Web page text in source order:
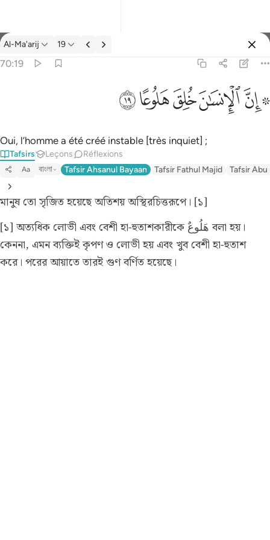
Tafsir: Al-Ma'arij 70:19
Al-Ma'arij 19
70:19
ﱪ ﱫﱬﱭﱮﱯ
Oui, l’homme a été créé instable [très inquiet] ;
Tafsirs Leçons Réflexions
Aa বাংলা Tafsir Ahsanul Bayaan Tafsir Fathul Majid Tafsir Abu
মানুষ তো সৃজিত হয়েছে অতিশয় অস্থিরচিত্তরূপে। [১]
[১] অত্যধিক লোভী এবং বেশী হা-হুতাশকারীকে هَلُوعٌ বলা হয়।
কেননা, এমন ব্যক্তিই কৃপণ ও লোভী হয় এবং খুব বেশী হা-হুতাশ
করে। পরের আয়াতে তারই গুণ বর্ণিত হয়েছে।